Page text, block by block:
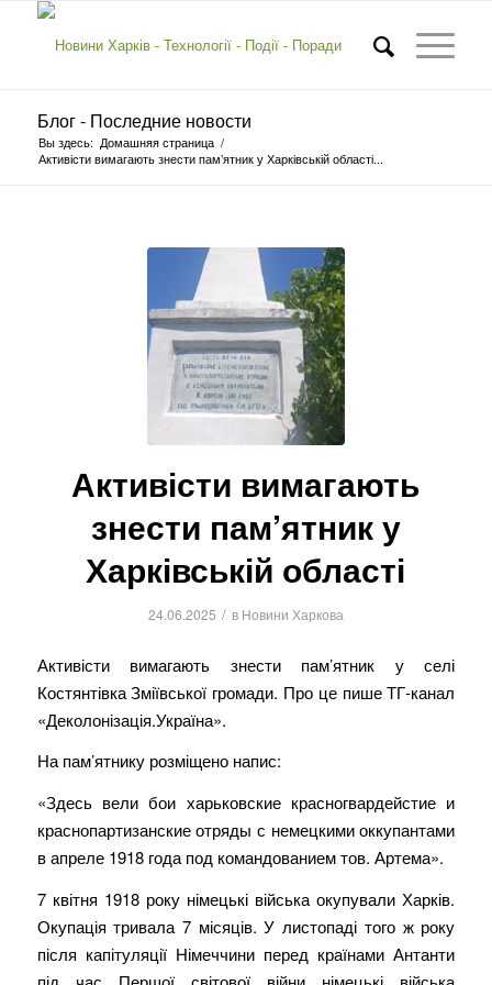
Блог - Последние новости
Вы здесь: Домашняя страница /
Активісти вимагають знести пам’ятник у Харківській області...
Активісти вимагають
знести пам’ятник у
Харківській області
24.06.2025 / в Новини Харкова
Активісти вимагають знести пам’ятник у селі
Костянтівка Зміївської громади. Про це пише ТГ-канал
«Деколонізація.Україна».
На пам’ятнику розміщено напис:
«Здесь вели бои харьковские красногвардейстие и
краснопартизанские отряды с немецкими оккупантами
в апреле 1918 года под командованием тов. Артема».
7 квітня 1918 року німецькі війська окупували Харків.
Окупація тривала 7 місяців. У листопаді того ж року
після капітуляції Німеччини перед країнами Антанти